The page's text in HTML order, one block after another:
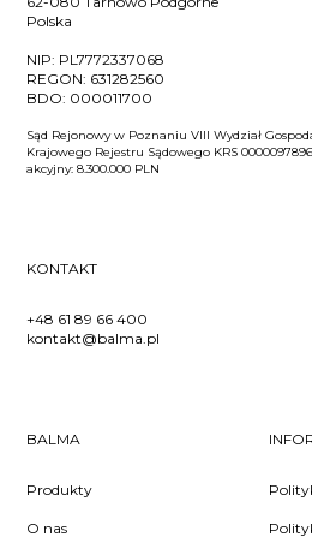
Polska
NIP: PL7772337068
REGON: 631282560
BDO: 000011700
Sąd Rejonowy w Poznaniu VIII Wydział
Krajowego Rejestru Sądowego KRS
akcyjny: 8.300.000 PLN
KONTAKT
+48 61 89 66 400
kontakt@balma.pl
BALMA
Produkty
O nas